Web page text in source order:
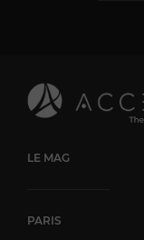
LE MAG
PARIS